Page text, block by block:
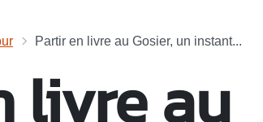
Partir en livre au Gosier, un instant...
livre au